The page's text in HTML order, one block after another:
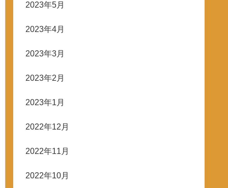
2023年5月
2023年4月
2023年3月
2023年2月
2023年1月
2022年12月
2022年11月
2022年10月